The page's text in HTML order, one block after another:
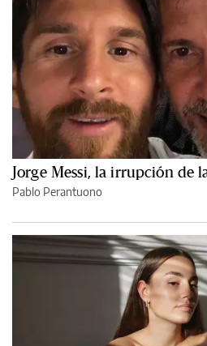
Jorge Messi, la irrupción de
Pablo Perantuono